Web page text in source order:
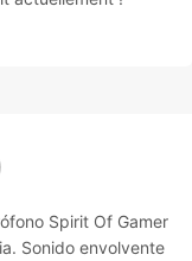
Spirit Of Gamer
Sonido envolvente